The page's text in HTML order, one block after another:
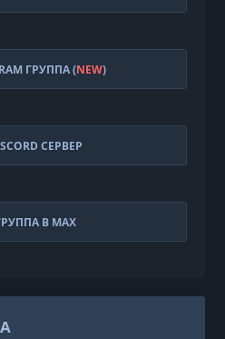
ГРУППА (NEW)
СЕРВЕР
В MAX